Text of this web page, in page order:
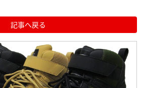
記事へ戻る